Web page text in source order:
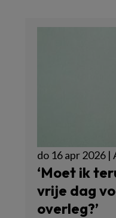
do 16 apr 2026
‘Moet ik
vrije dag
overleg?’